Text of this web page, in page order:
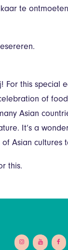
te
For this special
of
Asian
It’s a
Asian cultures
this.